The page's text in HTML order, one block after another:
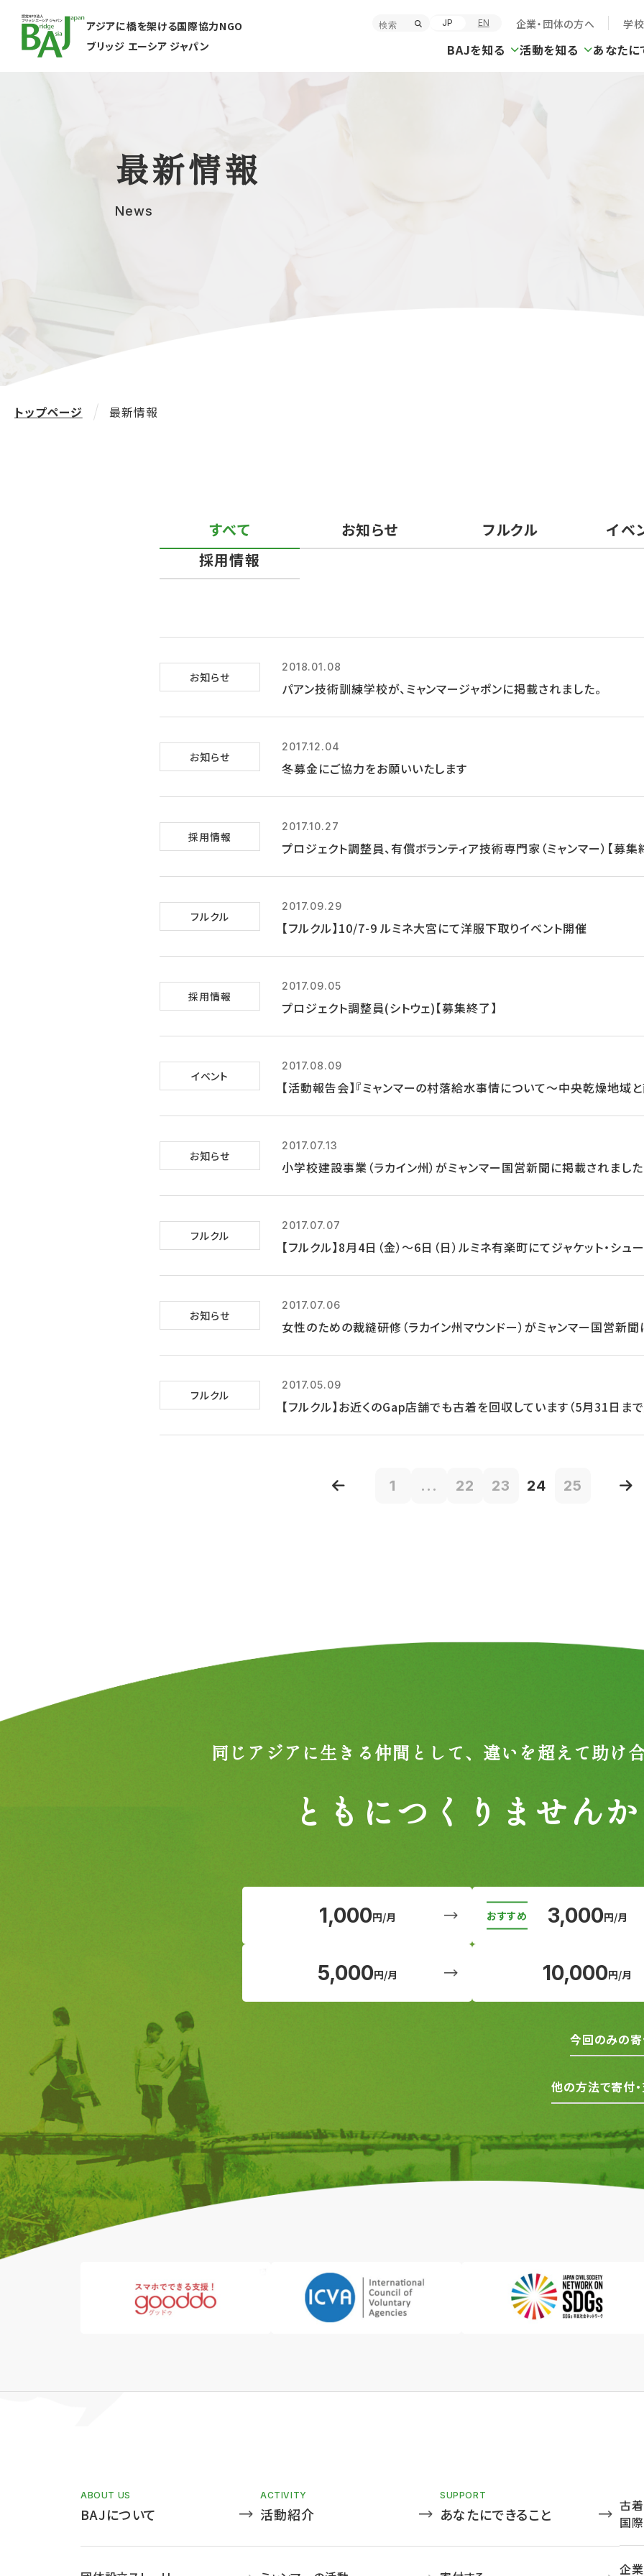
アジアに橋を架ける国際協力NGO
ブリッジ エーシア ジャパン
JP EN 企業・団体の方へ 学
BAJを知る 活動を知る あなたに
最新情報
News
トップページ 最新情報
すべて お知らせ フルクル
イベ
採用情報
お知らせ
2018.01.08
パアン技術訓練学校が、ミャンマージャポンに掲載されました。
お知らせ
2017.12.04
冬募金にご協力をお願いいたします
採用情報
2017.10.27
プロジェクト調整員、有償ボランティア技術専門家（ミャンマー）【募集
フルクル
2017.09.29
【フルクル】10/7-9 ルミネ大宮にて洋服下取りイベント開催
採用情報
2017.09.05
プロジェクト調整員(シトウェ)【募集終了】
イベント
2017.08.09
【活動報告会】『ミャンマーの村落給水事情について～中央乾燥地域
お知らせ
2017.07.13
小学校建設事業（ラカイン州）がミャンマー国営新聞に掲載されました
フルクル
2017.07.07
【フルクル】8月4日（金）～6日（日）ルミネ有楽町にてジャケット・シ
お知らせ
2017.07.06
女性のための裁縫研修（ラカイン州マウンドー）がミャンマー国営新
フルクル
2017.05.09
【フルクル】お近くのGap店舗でも古着を回収しています（5月31日まで
1 ... 22 23 24 25
同じアジアに生きる仲間として、 違いを超えて助け
ともにつくりません
1,000円/月 3,000円/月
5,000円/月 10,000円/月
今回のみの
他の方法で寄付
ABOUT US
BAJについて
ACTIVITY
活動紹介
SUPPORT
あなたにできること
古
国
企